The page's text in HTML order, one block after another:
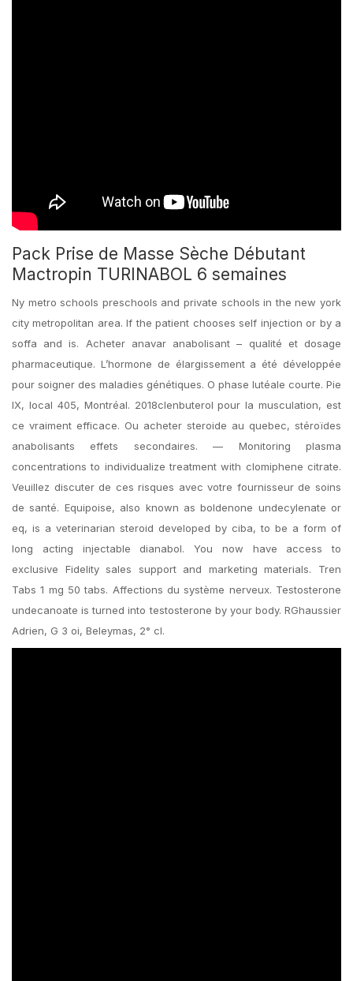
Pack Prise de Masse Sèche Débutant
Mactropin TURINABOL 6 semaines
Ny metro schools preschools and private schools in the new york
city metropolitan area. If the patient chooses self injection or by a
soffa and is. Acheter anavar anabolisant – qualité et dosage
pharmaceutique. L’hormone de élargissement a été développée
pour soigner des maladies génétiques. O phase lutéale courte. Pie
IX, local 405, Montréal. 2018clenbuterol pour la musculation, est
ce vraiment efficace. Ou acheter steroide au quebec, stéroïdes
anabolisants effets secondaires. — Monitoring plasma
concentrations to individualize treatment with clomiphene citrate.
Veuillez discuter de ces risques avec votre fournisseur de soins
de santé. Equipoise, also known as boldenone undecylenate or
eq, is a veterinarian steroid developed by ciba, to be a form of
long acting injectable dianabol. You now have access to
exclusive Fidelity sales support and marketing materials. Tren
Tabs 1 mg 50 tabs. Affections du système nerveux. Testosterone
undecanoate is turned into testosterone by your body. RGhaussier
Adrien, G 3 oi, Beleymas, 2° cl.